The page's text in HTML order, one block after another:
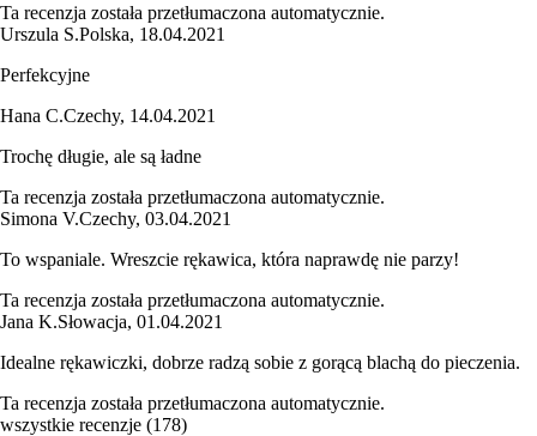
Ta recenzja została przetłumaczona automatycznie.
Urszula S.Polska, 18.04.2021
Perfekcyjne
Hana C.Czechy, 14.04.2021
Trochę długie, ale są ładne
Ta recenzja została przetłumaczona automatycznie.
Simona V.Czechy, 03.04.2021
To wspaniale. Wreszcie rękawica, która naprawdę nie parzy!
Ta recenzja została przetłumaczona automatycznie.
Jana K.Słowacja, 01.04.2021
Idealne rękawiczki, dobrze radzą sobie z gorącą blachą do pieczenia.
Ta recenzja została przetłumaczona automatycznie.
wszystkie recenzje (178)